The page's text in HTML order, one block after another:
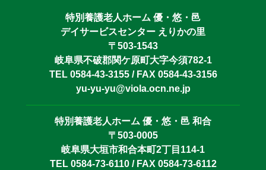
特別養護老人ホーム 優・悠・邑
デイサービスセンター えりかの里
〒503-1543
岐阜県不破郡関ケ原町大字今須782-1
TEL 0584-43-3155 / FAX 0584-43-3156
yu-yu-yu@viola.ocn.ne.jp
特別養護老人ホーム 優・悠・邑 和合
〒503-0005
岐阜県大垣市和合本町2丁目114-1
TEL 0584-73-6110 / FAX 0584-73-6112